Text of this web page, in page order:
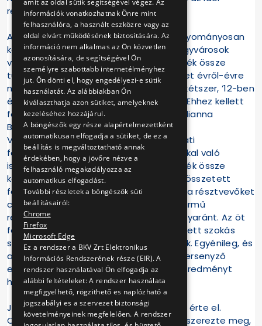
rendező városba, Brüsszelbe.
A nemzetközi versenyen – amelyet hagyományosan
két fordulóban rendeznek – európai nagyvárosok
villamosközlekedésének legjobbjai mérték össze
tudásukat. A megmérettetést – amelyet évről-évre
nagyobb médiaérdeklődés kísér – már kétszer, ’12-ben
és ’16-ban is BKV-s csapat nyerte meg. Ehhez kellett
felnőnie idei versenyzőinknek: Palóczi Julianna
Bernadettnek, Kovács Attilának.
Vezetéstechnikai tudásukat és gyakorlati
felkészültségüket a brüsszeli villamosokkal való
ismerkedési nap után, szombaton mérték össze
kollégáikkal. A verseny ismét több, igen összetett
feladatból állt, amelyek próbára tették a résztvevőket
csapatmunkában, precizitásban, és a jármű
rezdüléseinek pontos érzékelésében egyaránt. Az öt
feladat teljesítésének pontossága mellett szokás
szerint a végrehajtás idejét is pontozták. Egyénileg, és
az egyes városokból érkezett két-két versenyző
eredményét összesítve, csapatban is eredményt
hirdettek.
Julianna a hölgyek között a 7. helyezést érte el.
Csapatunk összetettben a 14. pozíciót szerezte meg,
amit az oldal sütik segítségével végez. Az
információk vonatkozhatnak Önre mint
felhasználóra, a használt eszközre vagy az
oldal elvárt működésének biztosítására. Az
információ nem alkalmas az Ön közvetlen
azonosítására, de segítségével Ön
személyre szabottabb internetélményhez
jut. Ön dönti el, hogy engedélyezi-e sütik
használatát. Az alábbiakban Ön
kiválaszthatja azon sütiket, amelyeknek
kezeléséhez hozzájárul.
A böngészők egy része alapértelmezettként
automatikusan elfogadja a sütiket, de ez a
beállítás is megváltoztatható annak
érdekében, hogy a jövőre nézve a
felhasználó megakadályozza az
automatikus elfogadást.
További részletek a böngészők süti
beállításairól:
Chrome
Firefox
Microsoft Edge
Ez a rendszer a BKV Zrt Elektronikus
Információs Rendszerének része (EIR). A
rendszer használatával Ön elfogadja az
alábbi feltételeket: A rendszer használata
megfigyelhető, rögzithető es naplózható a
jogszabályi es a szervezet biztonsági
követelményeinek megfelelően. A rendszer